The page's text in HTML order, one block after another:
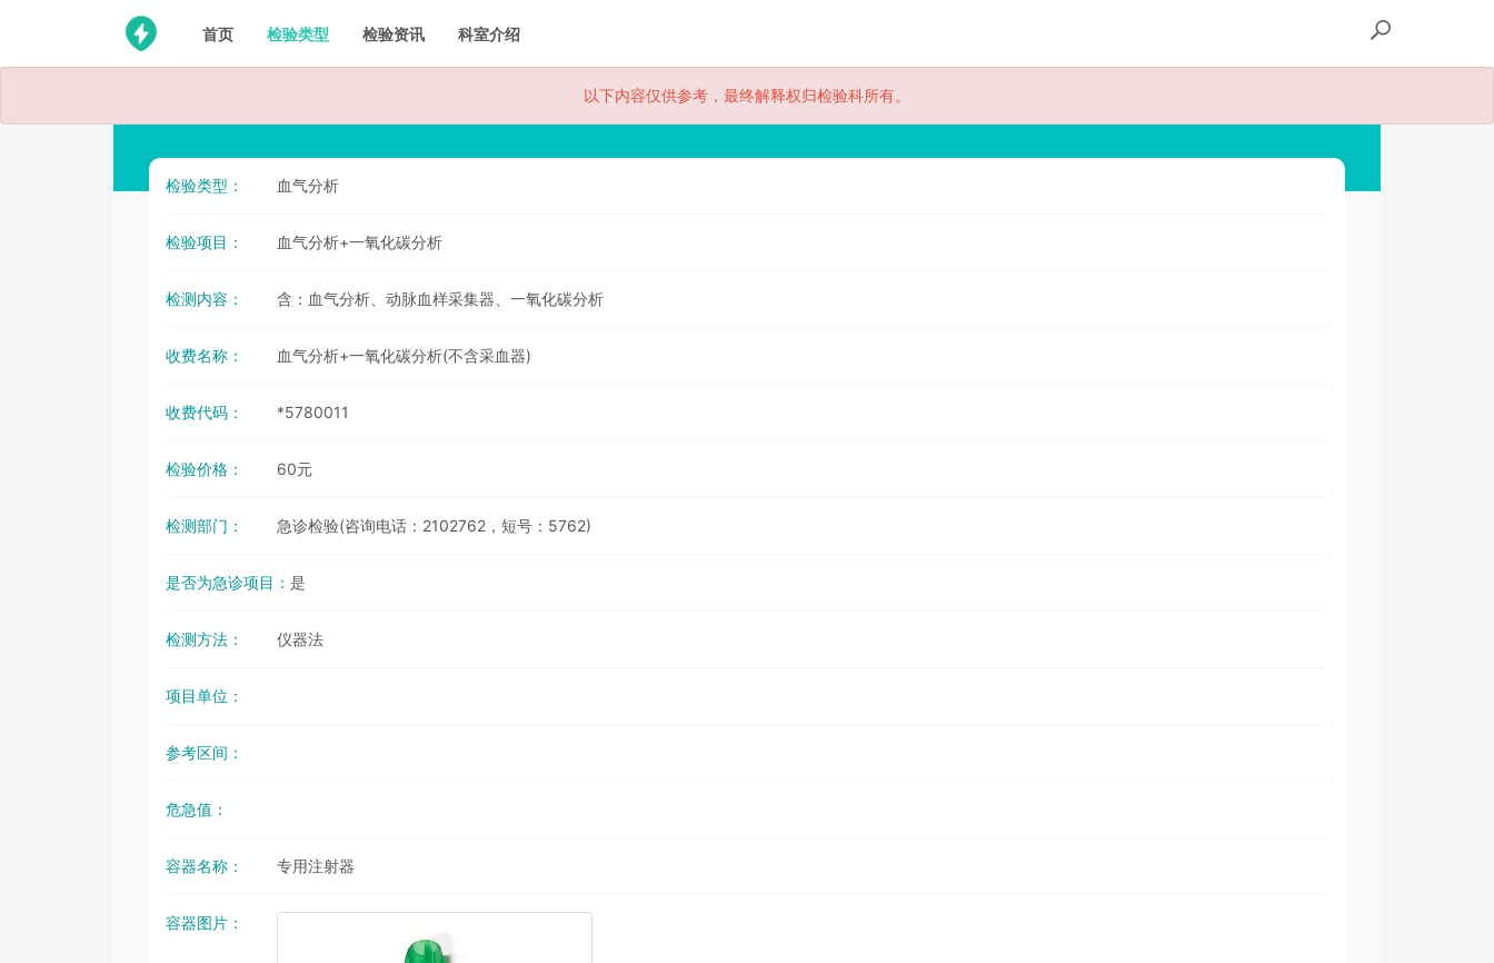
首页 检验类型 检验资讯 科室介绍
以下内容仅供参考，最终解释权归检验科所有。
检验类型： 血气分析
检验项目： 血气分析+一氧化碳分析
检测内容： 含：血气分析、动脉血样采集器、一氧化碳分析
收费名称： 血气分析+一氧化碳分析(不含采血器)
收费代码： *5780011
检验价格： 60元
检测部门： 急诊检验(咨询电话：2102762，短号：5762)
是否为急诊项目： 是
检测方法： 仪器法
项目单位：
参考区间：
危急值：
容器名称： 专用注射器
容器图片：